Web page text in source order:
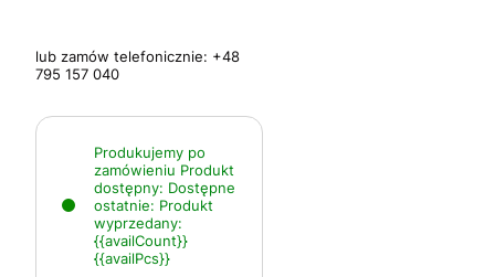
lub zamów telefonicznie: +48
795 157 040
Produkujemy po
zamówieniu Produkt
dostępny: Dostępne
ostatnie: Produkt
wyprzedany:
{{availCount}}
{{availPcs}}